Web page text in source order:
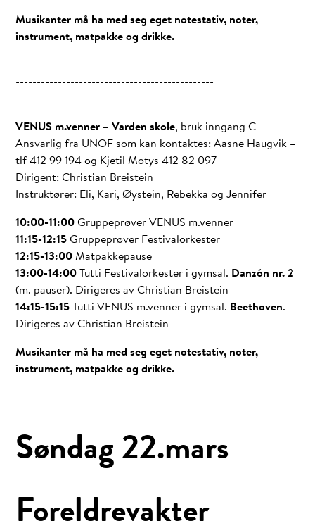
Musikanter må ha med seg eget notestativ, noter,
instrument, matpakke og drikke.
-----------------------------------------------
VENUS m.venner – Varden skole, bruk inngang C
Ansvarlig fra UNOF som kan kontaktes: Aasne Haugvik –
tlf 412 99 194 og Kjetil Motys 412 82 097
Dirigent: Christian Breistein
Instruktører: Eli, Kari, Øystein, Rebekka og Jennifer
10:00-11:00Gruppeprøver VENUS m.venner
11:15-12:15Gruppeprøver Festivalorkester
12:15-13:00Matpakkepause
13:00-14:00Tutti Festivalorkester i gymsal. Danzón nr. 2
(m. pauser). Dirigeres av Christian Breistein
14:15-15:15Tutti VENUS m.venner i gymsal. Beethoven.
Dirigeres av Christian Breistein
Musikanter må ha med seg eget notestativ, noter,
instrument, matpakke og drikke.
Søndag 22.mars
Foreldrevakter